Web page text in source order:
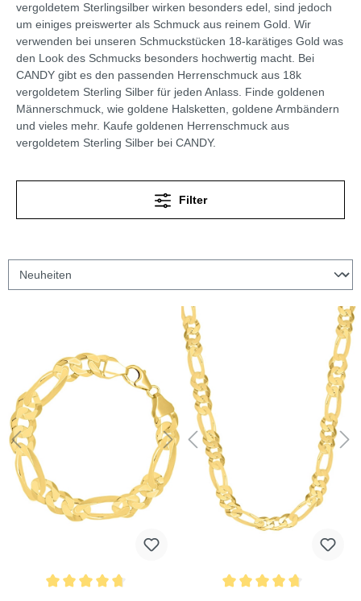
vergoldetem Sterlingsilber wirken besonders edel, sind jedoch
um einiges preiswerter als Schmuck aus reinem Gold. Wir
verwenden bei unseren Schmuckstücken 18-karätiges Gold was
den Look des Schmucks besonders hochwertig macht. Bei
CANDY gibt es den passenden Herrenschmuck aus 18k
vergoldetem Sterling Silber für jeden Anlass. Finde goldenen
Männerschmuck, wie goldene Halsketten, goldene Armbändern
und vieles mehr. Kaufe goldenen Herrenschmuck aus
vergoldetem Sterling Silber bei CANDY.
Filter